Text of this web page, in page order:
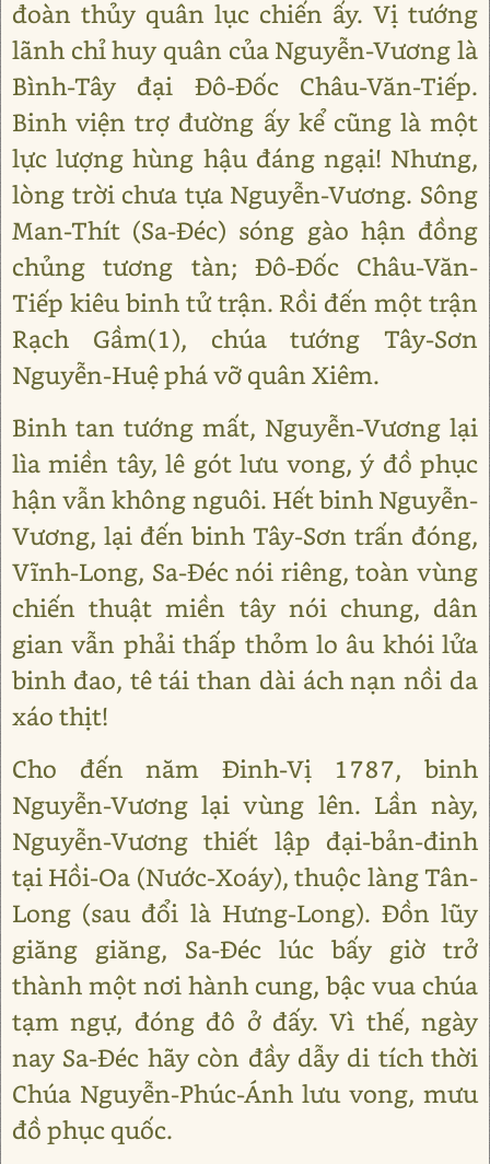
đoàn thủy quân lục chiến ấy. Vị tướng
lãnh chỉ huy quân của Nguyễn-Vương là
Bình-Tây đại Đô-Đốc Châu-Văn-Tiếp.
Binh viện trợ đường ấy kể cũng là một
lực lượng hùng hậu đáng ngại! Nhưng,
lòng trời chưa tựa Nguyễn-Vương. Sông
Man-Thít (Sa-Đéc) sóng gào hận đồng
chủng tương tàn; Đô-Đốc Châu-Văn-
Tiếp kiêu binh tử trận. Rồi đến một trận
Rạch Gầm(1), chúa tướng Tây-Sơn
Nguyễn-Huệ phá vỡ quân Xiêm.
Binh tan tướng mất, Nguyễn-Vương lại
lìa miền tây, lê gót lưu vong, ý đồ phục
hận vẫn không nguôi. Hết binh Nguyễn-
Vương, lại đến binh Tây-Sơn trấn đóng,
Vĩnh-Long, Sa-Đéc nói riêng, toàn vùng
chiến thuật miền tây nói chung, dân
gian vẫn phải thấp thỏm lo âu khói lửa
binh đao, tê tái than dài ách nạn nồi da
xáo thịt!
Cho đến năm Đinh-Vị 1787, binh
Nguyễn-Vương lại vùng lên. Lần này,
Nguyễn-Vương thiết lập đại-bản-đinh
tại Hồi-Oa (Nước-Xoáy), thuộc làng Tân-
Long (sau đổi là Hưng-Long). Đồn lũy
giăng giăng, Sa-Đéc lúc bấy giờ trở
thành một nơi hành cung, bậc vua chúa
tạm ngự, đóng đô ở đấy. Vì thế, ngày
nay Sa-Đéc hãy còn đầy dẫy di tích thời
Chúa Nguyễn-Phúc-Ánh lưu vong, mưu
đồ phục quốc.